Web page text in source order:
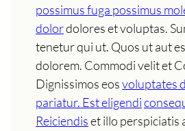
possimus fuga possimus
dolordolores et voluptas.
tenetur qui ut. Quos ut aut
dolorem. Commodi velit et
Dignissimos eosvoluptates
pariatur. Est eligendi
Reiciendiset illo perspiciatis